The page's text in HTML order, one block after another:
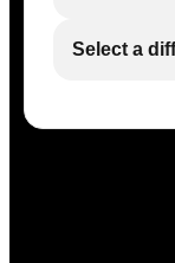
Select a